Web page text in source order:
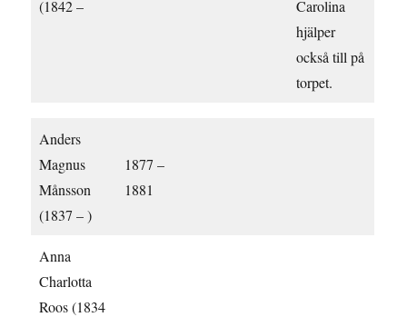
(1842 –
Carolina
hjälper
också till på
torpet.
Anders
Magnus
Månsson
(1837 – )
1877 –
1881
Anna
Charlotta
Roos (1834